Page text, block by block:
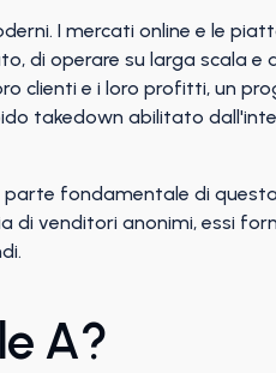
I mercati online e le
di operare su larga scala e
clienti e i loro profitti, un
takedown abilitato
parte fondamentale di
di venditori anonimi, essi
A?